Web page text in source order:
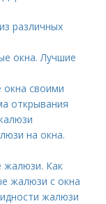
различных
окна. Лучшие
окна своими
открывания
на окна.
жалюзи. Как
жалюзи с окна
жалюзи